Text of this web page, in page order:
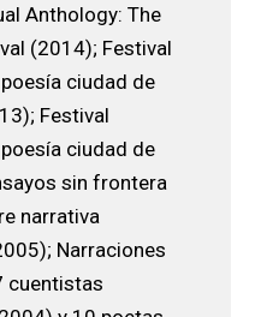
Anthology: The
(2014); Festival
ciudad de
Festival
ciudad de
sin frontera
narrativa
Narraciones
cuentistas